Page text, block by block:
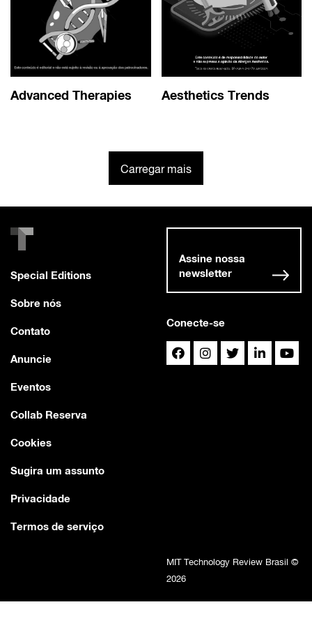
Advanced Therapies Aesthetics Trends
Carregar mais
Special Editions
Sobre nós
Contato
Anuncie
Eventos
Collab Reserva
Cookies
Sugira um assunto
Privacidade
Termos de serviço
Conecte-se
Assine nossa
newsletter
MIT Technology Review Brasil ©
2026